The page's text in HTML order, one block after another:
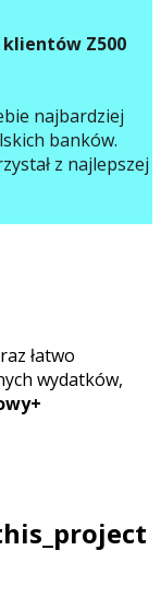
Z500
najbardziej
banków.
z najlepszej
łatwo
wydatków,